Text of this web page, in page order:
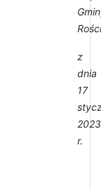
z
dnia
17
2023
r.